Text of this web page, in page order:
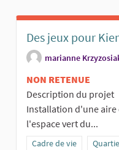
Des jeux pour
marianne
NON RETENUE
Description du projet
Installation d'une
l'espace vert du...
Filtrer les résultats de la
Cadre de vie Filtrer